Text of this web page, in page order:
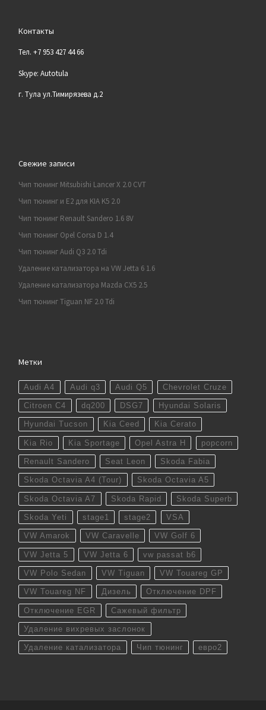
Контакты
Тел. +7 953 427 44 66
Skype: Autotula
г. Тула ул.Тимирязева д.2
Свежие записи
Чип тюнинг Mitsubishi Lancer X 2.0 CVT
Чип тюнинг и E2 для KIA K5 2.0
Чип тюнинг Renault Sandero 1.6 8V
Чип тюнинг Opel Corsa D 1.4
Чип тюнинг Audi Q3 2.0 Tdi
Удаление катализатора на VW Jetta 6 1.6
Удаление катализатора Mazda CX5 2.5
Чип тюнинг Tiguan NF 2.0 Tdi
Метки
Audi A4 Audi q3 Audi Q5 Chevrolet Cruze
Citroen C4 dq200 DSG7 Hyundai Solaris
Hyundai Tucson Kia Ceed Kia Cerato
Kia Rio Kia Sportage Opel Astra H popcorn
Renault Sandero Seat Leon Skoda Fabia
Skoda Octavia A4 (Tour) Skoda Octavia A5
Skoda Octavia A7 Skoda Rapid Skoda Superb
Skoda Yeti stage1 stage2 VSA
VW Amarok VW Caravelle VW Golf 6
VW Jetta 5 VW Jetta 6 vw passat b6
VW Polo Sedan VW Tiguan VW Touareg GP
VW Touareg NF Дизель Отключение DPF
Отключение EGR Сажевый фильтр
Удаление вихревых заслонок
Удаление катализатора Чип тюнинг евро2